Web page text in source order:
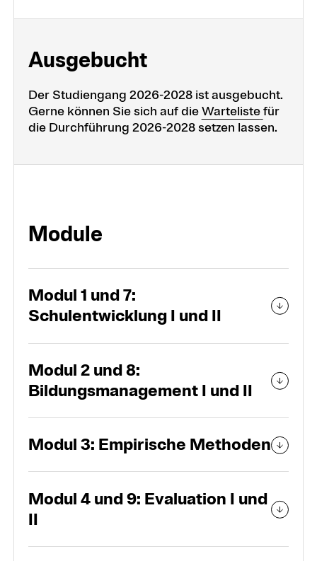
Ausge­bucht
Der Studiengang 2026-2028 ist ausgebucht.
Gerne können Sie sich auf dieWartelistefür
die Durchführung 2026-2028 setzen lassen.
Module
Modul 1 und 7:
Schulentwicklung I und II
Modul 2 und 8:
Bildungsmanagement I und II
Modul 3: Empirische Methoden
Modul 4 und 9: Evaluation I und
II